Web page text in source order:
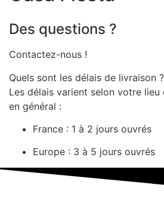
Des questions ?
Contactez-nous !
Quels sont les délais de livraison ?
Les délais varient selon votre lieu
en général :
France : 1 à 2 jours ouvrés
Europe : 3 à 5 jours ouvrés